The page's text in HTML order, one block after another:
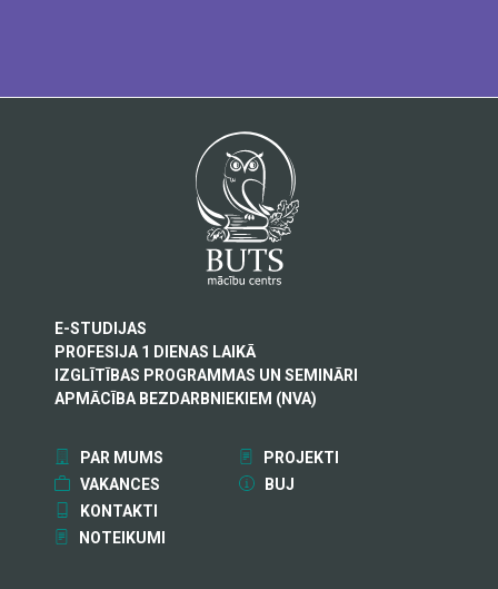
E-STUDIJAS
PROFESIJA 1 DIENAS LAIKĀ
IZGLĪTĪBAS PROGRAMMAS UN SEMINĀRI
APMĀCĪBA BEZDARBNIEKIEM (NVA)
PAR MUMS
PROJEKTI
VAKANCES
BUJ
KONTAKTI
NOTEIKUMI